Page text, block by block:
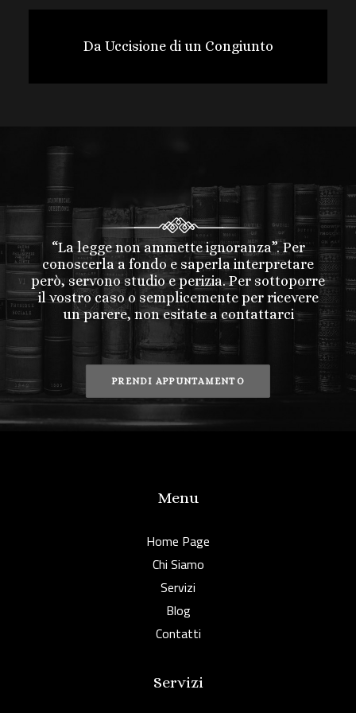
Da Uccisione di un Congiunto
“La legge non ammette ignoranza”. Per
conoscerla a fondo e saperla interpretare
però, servono studio e perizia. Per sottoporre
il vostro caso o semplicemente per ricevere
un parere, non esitate a contattarci
PRENDI APPUNTAMENTO
Menu
Home Page
Chi Siamo
Servizi
Blog
Contatti
Servizi